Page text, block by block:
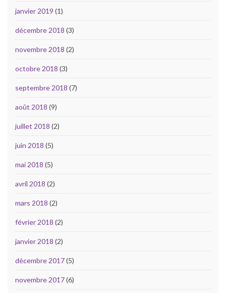
janvier 2019 (1)
décembre 2018 (3)
novembre 2018 (2)
octobre 2018 (3)
septembre 2018 (7)
août 2018 (9)
juillet 2018 (2)
juin 2018 (5)
mai 2018 (5)
avril 2018 (2)
mars 2018 (2)
février 2018 (2)
janvier 2018 (2)
décembre 2017(5)
novembre 2017(6)